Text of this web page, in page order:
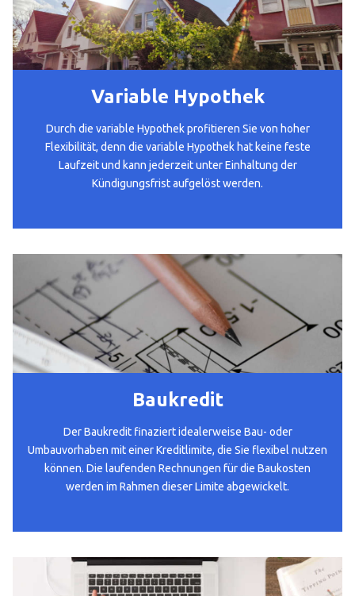
Variable Hypothek
Durch die variable Hypothek profitieren Sie von hoher
Flexibilität, denn die variable Hypothek hat keine feste
Laufzeit und kann jederzeit unter Einhaltung der
Kündigungsfrist aufgelöst werden.
Baukredit
Der Baukredit finaziert idealerweise Bau- oder
Umbauvorhaben mit einer Kreditlimite, die Sie flexibel nutzen
können. Die laufenden Rechnungen für die Baukosten
werden im Rahmen dieser Limite abgewickelt.